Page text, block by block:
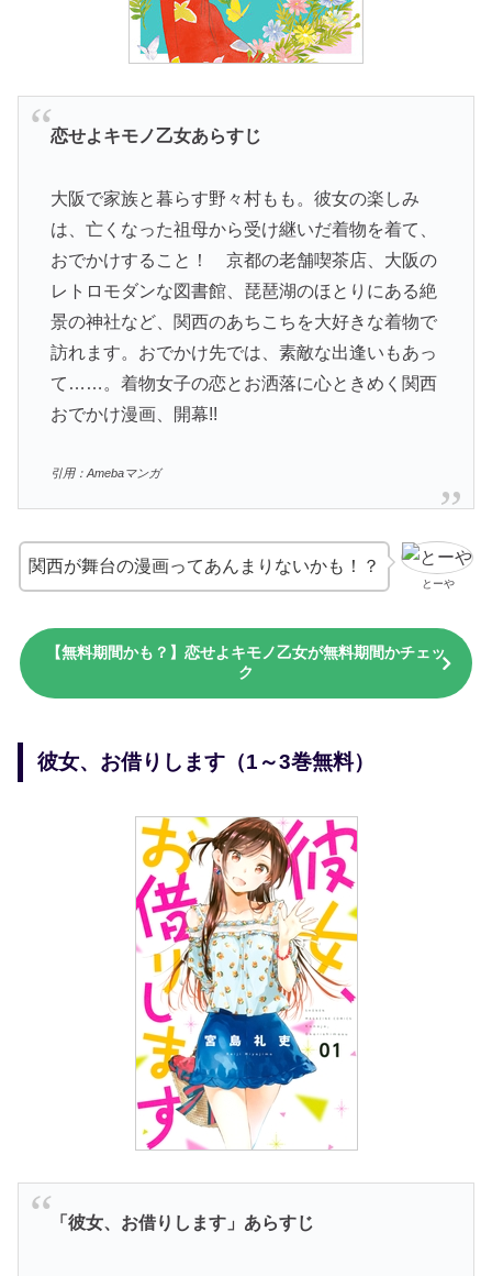
恋せよキモノ乙女あらすじ
大阪で家族と暮らす野々村もも。彼女の楽しみ
は、亡くなった祖母から受け継いだ着物を着て、
おでかけすること！ 京都の老舗喫茶店、大阪の
レトロモダンな図書館、琵琶湖のほとりにある絶
景の神社など、関西のあちこちを大好きな着物で
訪れます。おでかけ先では、素敵な出逢いもあっ
て……。着物女子の恋とお洒落に心ときめく関西
おでかけ漫画、開幕!!
引用：Amebaマンガ
とーや
関西が舞台の漫画ってあんまりないかも！？
【無料期間かも？】恋せよキモノ乙女が無料期間かチェッ
ク
彼女、お借りします（1～3巻無料）
「 彼女、お借りします」あらすじ